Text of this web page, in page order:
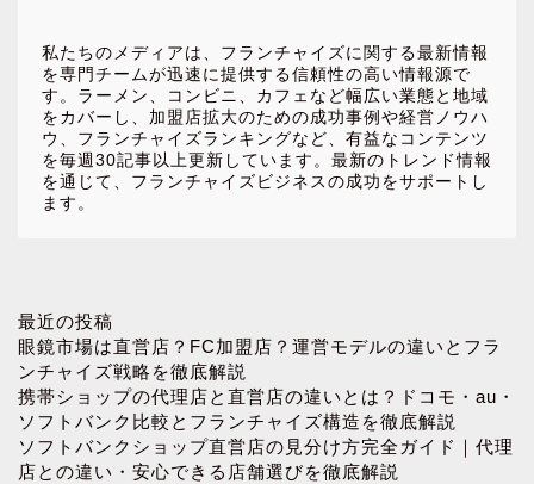
私たちのメディアは、フランチャイズに関する最新情報
を専門チームが迅速に提供する信頼性の高い情報源で
す。ラーメン、コンビニ、カフェなど幅広い業態と地域
をカバーし、加盟店拡大のための成功事例や経営ノウハ
ウ、フランチャイズランキングなど、有益なコンテンツ
を毎週30記事以上更新しています。最新のトレンド情報
を通じて、フランチャイズビジネスの成功をサポートし
ます。
最近の投稿
眼鏡市場は直営店？FC加盟店？運営モデルの違いとフラ
ンチャイズ戦略を徹底解説
携帯ショップの代理店と直営店の違いとは？ドコモ・au・
ソフトバンク比較とフランチャイズ構造を徹底解説
ソフトバンクショップ直営店の見分け方完全ガイド｜代理
店との違い・安心できる店舗選びを徹底解説
お問い合わせ
プロフィール